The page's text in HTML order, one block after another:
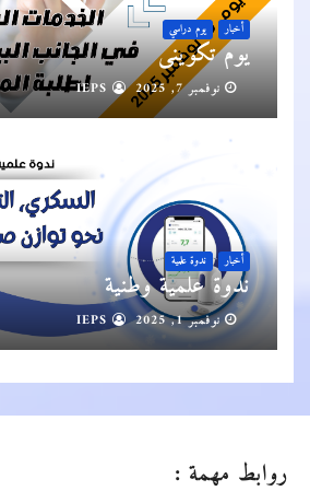
أخبار يوم دراسي
يوم تكويني
نوفمبر 7, 2025
أخبار ندوة علمية
ندوة علمية وطنية
نوفمبر 1, 2025
روابط مهمة :